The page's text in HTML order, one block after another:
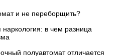
и не переборщить?
наркология: в чем разница
полуавтомат отличается